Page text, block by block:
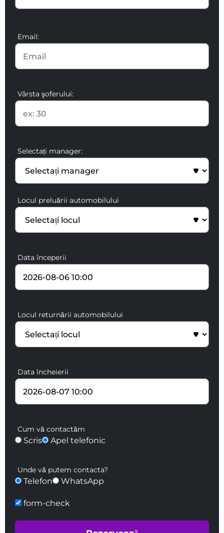
Email:
Vârsta şoferului:
Selectați manager:
Locul preluării automobilului
Data începerii
Locul returnării automobilului
Data încheierii
Cum vă contactăm
Scris Apel telefonic
Unde vă putem contacta?
Telefon WhatsApp
form-check